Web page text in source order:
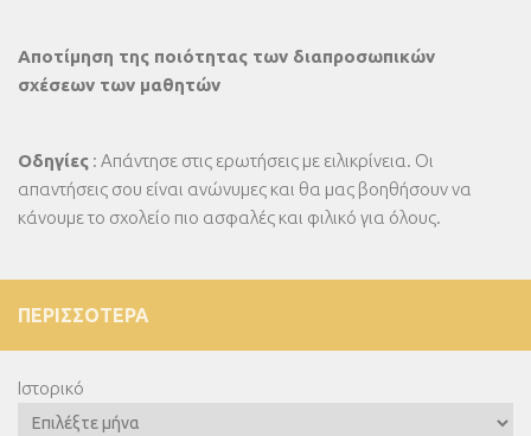
Αποτίμηση της ποιότητας των διαπροσωπικών
σχέσεων των μαθητών
Οδηγίες : Απάντησε στις ερωτήσεις με ειλικρίνεια. Οι
απαντήσεις σου είναι ανώνυμες και θα μας βοηθήσουν να
κάνουμε το σχολείο πιο ασφαλές και φιλικό για όλους.
ΠΕΡΙΣΣΌΤΕΡΑ
Ιστορικό